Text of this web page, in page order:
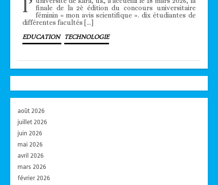
l’ finale de la 2è édition du concours universitaire
féminin « mon avis scientifique ». dix étudiantes de
différentes facultés […]
EDUCATION TECHNOLOGIE
août 2026
juillet 2026
juin 2026
mai 2026
avril 2026
mars 2026
février 2026